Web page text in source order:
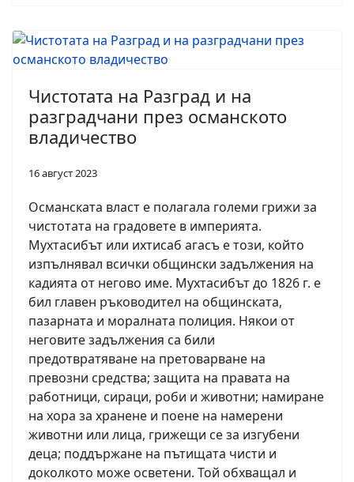
Чистотата на Разград и на
разградчани през османското
владичество
16 август 2023
Османската власт е полагала големи грижи за
чистотата на градовете в империята.
Мухтасибът или ихтисаб агасъ е този, който
изпълнявал всички общински задължения на
кадията от негово име. Мухтасибът до 1826 г. е
бил главен ръководител на общинската,
пазарната и моралната полиция. Някои от
неговите задължения са били
предотвратяване на претоварване на
превозни средства; защита на правата на
работници, сираци, роби и животни; намиране
на хора за хранене и поене на намерени
животни или лица, грижещи се за изгубени
деца; поддържане на пътищата чисти и
доколкото може осветени. Той обхващал и